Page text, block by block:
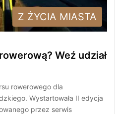
Z ŻYCIA MIASTA
Weź udział
rowerowego dla
Wystartowała II edycja
przez serwis